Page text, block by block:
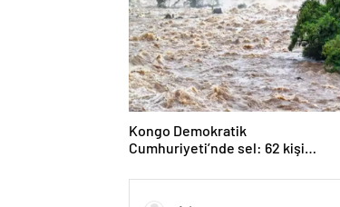
Kongo Demokratik
Cumhuriyeti’nde sel: 62 kişi